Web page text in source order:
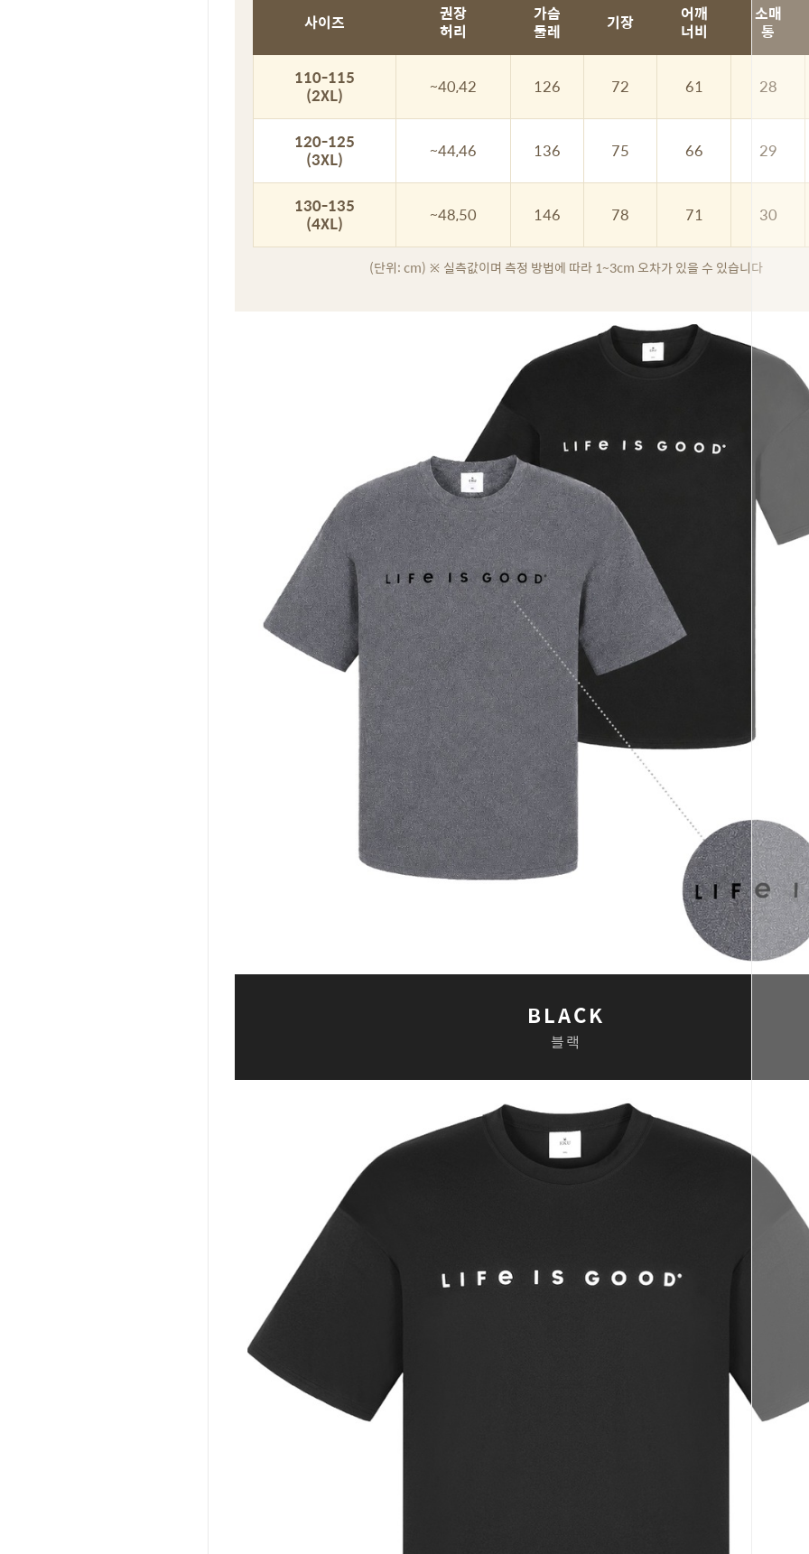
사이즈
권장
허리
가슴
둘레
기장
어깨
너비
소매
통
110-115
(2XL)
~40,42 126 72 61 28
120-125
(3XL)
~44,46 136 75 66 29
130-135
(4XL)
~48,50 146 78 71 30
(단위: cm) ※ 실측값이며 측정 방법에 따라 1~3cm 오차가 있을 수 있습니다
BLACK
블랙